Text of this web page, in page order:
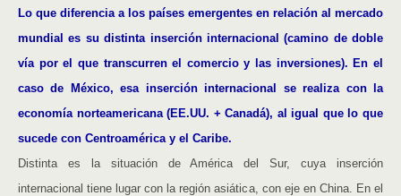
Lo que diferencia a los países emergentes en relación al mercado
mundial es su distinta inserción internacional (camino de doble
vía por el que transcurren el comercio y las inversiones). En el
caso de México, esa inserción internacional se realiza con la
economía norteamericana (EE.UU. + Canadá), al igual que lo que
sucede con Centroamérica y el Caribe.
Distinta es la situación de América del Sur, cuya inserción
internacional tiene lugar con la región asiática, con eje en China. En el